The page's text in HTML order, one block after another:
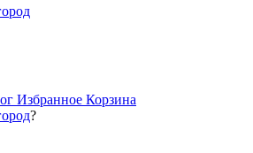
Избранное Корзина
?